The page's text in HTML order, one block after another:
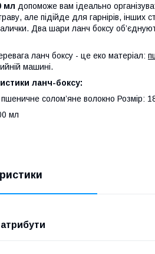
мл допоможе вам ідеально
але підійде для гарнірів, інших
Два шари ланч боксу
ланч боксу - це еко матеріал:
машині.
ланч-боксу:
солом’яне волокно Розмір:
мл